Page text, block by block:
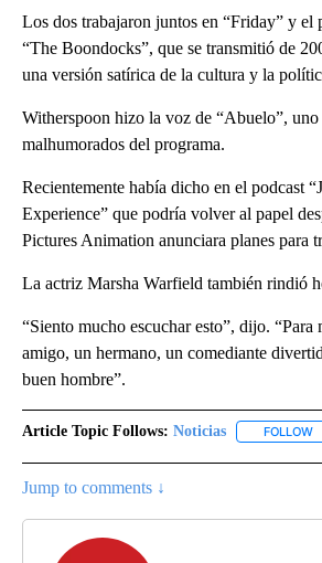
Los dos trabajaron juntos en “Friday” y el
“The Boondocks”, que se transmitió de
una versión satírica de la cultura y la
Witherspoon hizo la voz de “Abuelo”, uno
malhumorados del programa.
Recientemente había dicho en el podcast
Experience” que podría volver al papel
Pictures Animation anunciara planes para
La actriz Marsha Warfield también rindió
“Siento mucho escuchar esto”, dijo. “Para
amigo, un hermano, un comediante
buen hombre”.
Article Topic Follows: Noticias FOLLOW
Jump to comments ↓